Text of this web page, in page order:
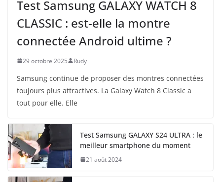
Test Samsung GALAXY WATCH 8
CLASSIC : est-elle la montre
connectée Android ultime ?
29 octobre 2025 Rudy
Samsung continue de proposer des montres connectées
toujours plus attractives. La Galaxy Watch 8 Classic a
tout pour elle. Elle
Test Samsung GALAXY S24 ULTRA : le
meilleur smartphone du moment
21 août 2024